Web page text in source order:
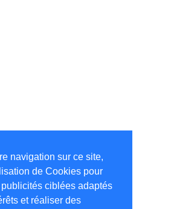
navigation sur ce site,
de Cookies pour
ciblées adaptés
et réaliser des